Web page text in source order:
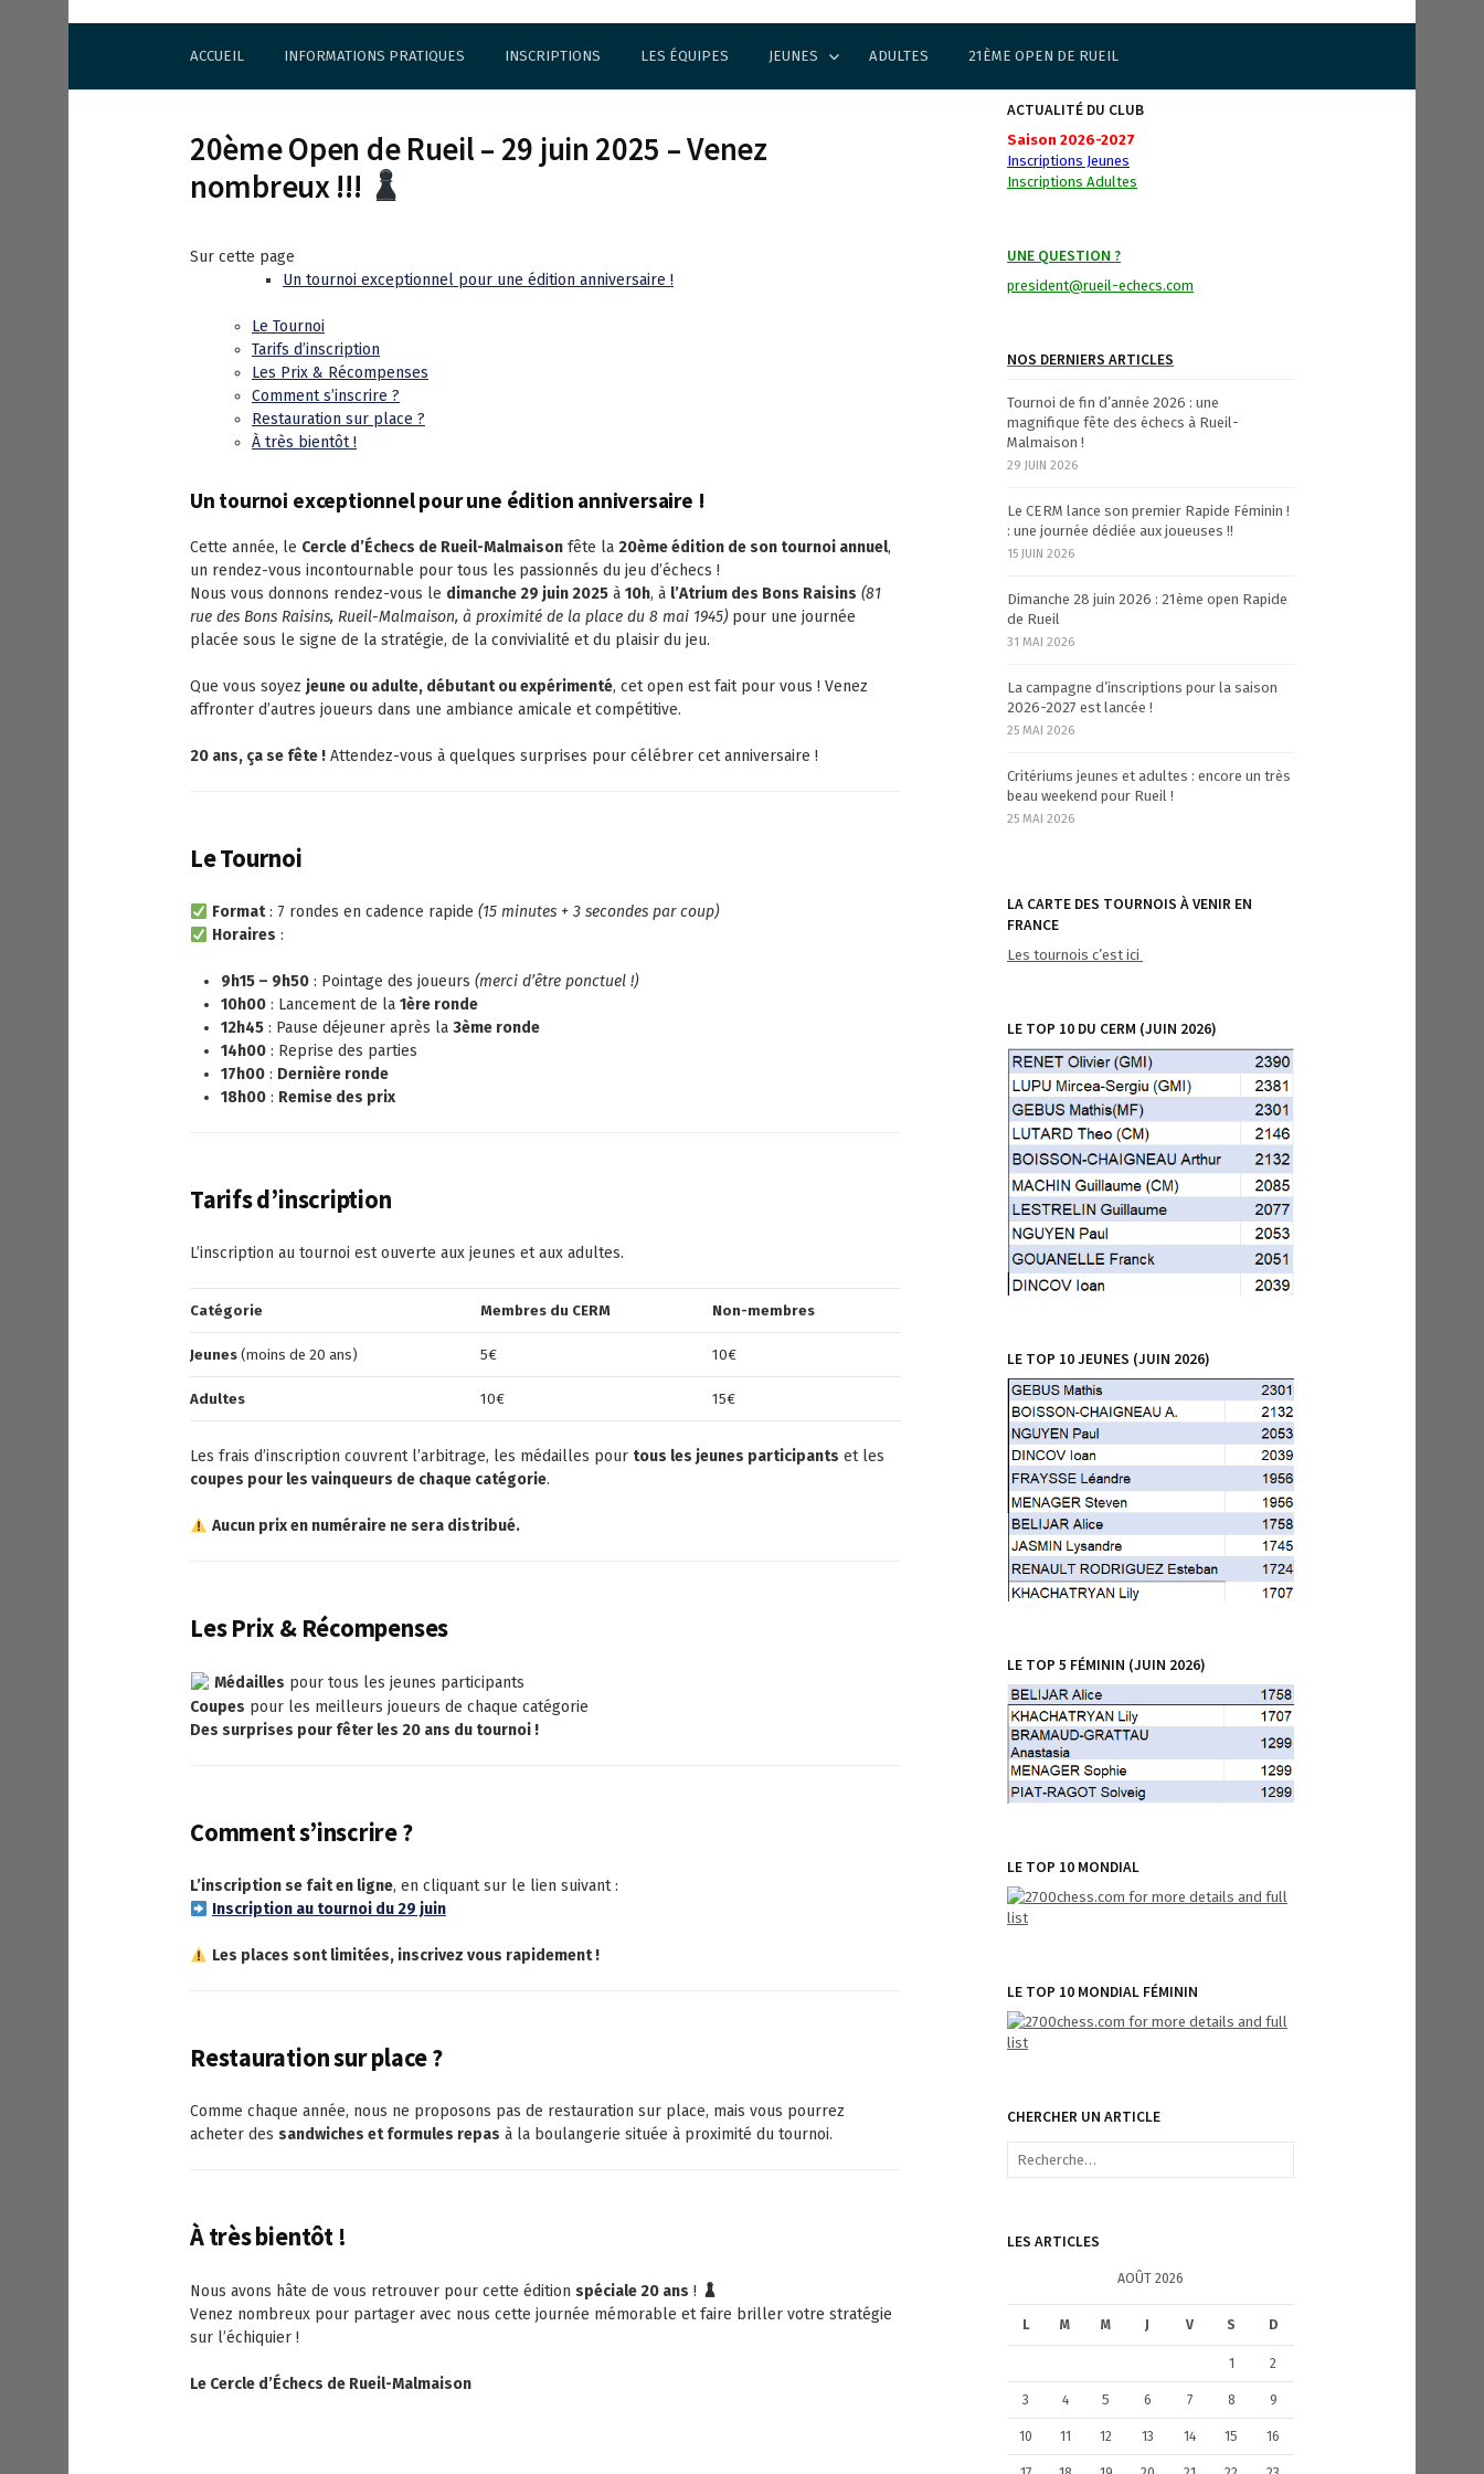
ACCUEIL INFORMATIONS PRATIQUES INSCRIPTIONS LES ÉQUIPES JEUNES ADULTES 21ÈME OPEN DE RUEIL
20ème Open de Rueil – 29 juin 2025 – Venez
nombreux !!!
Sur cette page
Un tournoi exceptionnel pour une édition anniversaire !
Le Tournoi
Tarifs d’inscription
Les Prix & Récompenses
Comment s’inscrire ?
Restauration sur place ?
À très bientôt !
Un tournoi exceptionnel pour une édition anniversaire !
Cette année, le Cercle d’Échecs de Rueil-Malmaison fête la 20ème édition de son tournoi annuel,
un rendez-vous incontournable pour tous les passionnés du jeu d’échecs !
Nous vous donnons rendez-vous le dimanche 29 juin 2025 à 10h, à l’Atrium des Bons Raisins (81
rue des Bons Raisins, Rueil-Malmaison, à proximité de la place du 8 mai 1945)pour une journée
placée sous le signe de la stratégie, de la convivialité et du plaisir du jeu.
Que vous soyez jeune ou adulte, débutant ou expérimenté, cet open est fait pour vous ! Venez
affronter d’autres joueurs dans une ambiance amicale et compétitive.
20 ans, ça se fête ! Attendez-vous à quelques surprises pour célébrer cet anniversaire !
Le Tournoi
Format: 7 rondes en cadence rapide (15 minutes + 3 secondes par coup)
Horaires :
9h15 – 9h50 : Pointage des joueurs (merci d’être ponctuel !)
10h00 : Lancement de la 1ère ronde
12h45 : Pause déjeuner après la 3ème ronde
14h00 : Reprise des parties
17h00 : Dernière ronde
18h00 : Remise des prix
Tarifs d’inscription
L’inscription au tournoi est ouverte aux jeunes et aux adultes.
Catégorie Membres du CERM Non-membres
Jeunes (moins de 20 ans) 5€ 10€
Adultes 10€ 15€
Les frais d’inscription couvrent l’arbitrage, les médailles pour tous les jeunes participants et les
coupes pour les vainqueurs de chaque catégorie.
Aucun prix en numéraire ne sera distribué.
Les Prix & Récompenses
Médailles pour tous les jeunes participants
Coupes pour les meilleurs joueurs de chaque catégorie
Des surprises pour fêter les 20 ans du tournoi !
Comment s’inscrire ?
L’inscription se fait en ligne, en cliquant sur le lien suivant :
Inscription au tournoi du 29 juin
Les places sont limitées, inscrivez vous rapidement !
Restauration sur place ?
Comme chaque année, nous ne proposons pas de restauration sur place, mais vous pourrez
acheter des sandwiches et formules repas à la boulangerie située à proximité du tournoi.
À très bientôt !
Nous avons hâte de vous retrouver pour cette édition spéciale 20 ans !
Venez nombreux pour partager avec nous cette journée mémorable et faire briller votre stratégie
sur l’échiquier !
Le Cercle d’Échecs de Rueil-Malmaison
ACTUALITÉ DU CLUB
Saison 2026-2027
Inscriptions Jeunes
Inscriptions Adultes
UNE QUESTION ?
president@rueil-echecs.com
NOS DERNIERS ARTICLES
Tournoi de fin d’année 2026 : une
magnifique fête des échecs à Rueil-
Malmaison !
29 JUIN 2026
Le CERM lance son premier Rapide Féminin !
: une journée dédiée aux joueuses !!
15 JUIN 2026
Dimanche 28 juin 2026 : 21ème open Rapide
de Rueil
31 MAI 2026
La campagne d’inscriptions pour la saison
2026-2027 est lancée !
25 MAI 2026
Critériums jeunes et adultes : encore un très
beau weekend pour Rueil !
25 MAI 2026
LA CARTE DES TOURNOIS À VENIR EN
FRANCE
Les tournois c’est ici
LE TOP 10 DU CERM (JUIN 2026)
LE TOP 10 JEUNES (JUIN 2026)
LE TOP 5 FÉMININ (JUIN 2026)
LE TOP 10 MONDIAL
LE TOP 10 MONDIAL FÉMININ
CHERCHER UN ARTICLE
R
r
:
LES ARTICLES
AOÛT 2026
L M M J V S D
1 2
3 4 5 6 7 8 9
10 11 12 13 14 15 16